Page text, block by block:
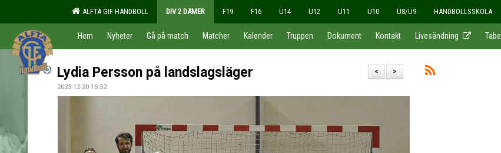
ALFTA GIF HANDBOLL DIV 2 DAMER F19 F16 U14 U12 U11 U10 U8/U9 HANDBOLLSSKOLA
Hem Nyheter Gå på match Matcher Kalender Truppen Dokument Kontakt Livesändning Tabell
>
<
Lydia Persson på landslagsläger
2023-12-20 15:52